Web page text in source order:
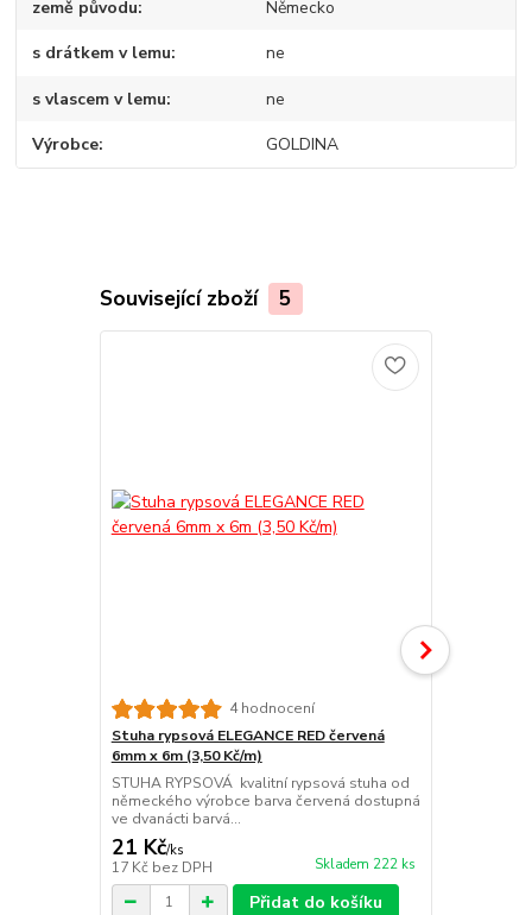
země původu Německo
s drátkem v lemu ne
s vlascem v lemu ne
Výrobce GOLDINA
Související zboží 5
4 hodnocení
Stuha rypsová ELEGANCE RED červená
6mm x 6m (3,50 Kč/m)
STUHA RYPSOVÁ kvalitní rypsová stuha od
německého výrobce barva červená dostupná
ve dvanácti barvá...
21 Kč/ks
17 Kč bez DPH Skladem 222 ks
Přidat do košíku